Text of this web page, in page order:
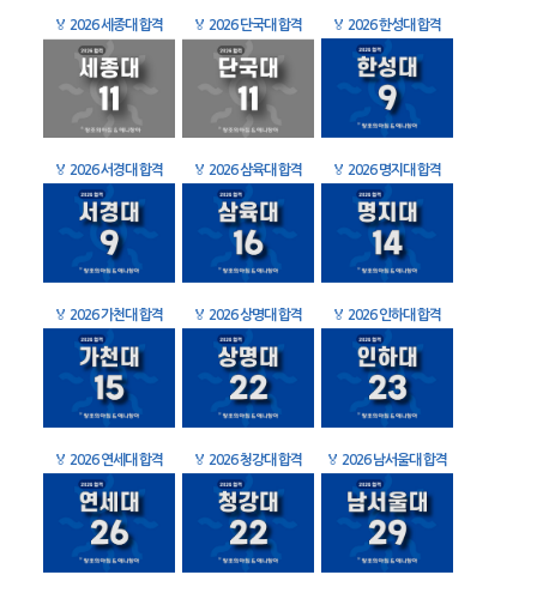
🏅 2026 세종대 합격 🏅 2026 단국대 합격 🏅 2026 한성대 합격
🏅 2026 서경대 합격 🏅 2026 삼육대 합격 🏅 2026 명지대 합격
🏅 2026 가천대 합격 🏅 2026 상명대 합격 🏅 2026 인하대 합격
🏅 2026 연세대 합격 🏅 2026 청강대 합격 🏅 2026 남서울대 합격